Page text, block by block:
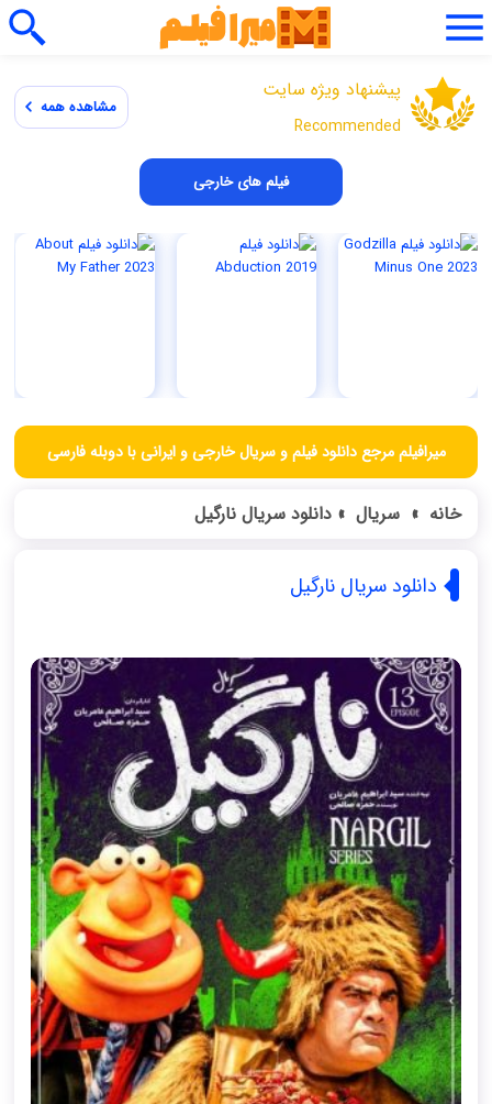
پیشنهاد ویژه سایت
Recommended
مشاهده همه
فیلم های خارجی
میرافیلم مرجع دانلود فیلم و سریال خارجی و ایرانی با دوبله فارسی
خانه » سریال »دانلود سریال نارگیل
دانلود سریال نارگیل